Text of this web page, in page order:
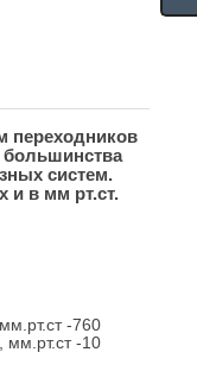
переходников
большинства
систем.
и в мм рт.ст.
-760
мм.рт.ст -10